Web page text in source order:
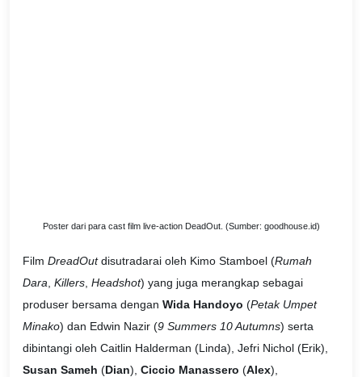
Poster dari para cast film live-action DeadOut. (Sumber: goodhouse.id)
Film DreadOutdisutradarai oleh Kimo Stamboel (Rumah
Dara Killers Headshot) yang juga merangkap sebagai
produser bersama dengan Wida Handoyo (Petak Umpet
Minako) dan Edwin Nazir (9 Summers 10 Autumns) serta
dibintangi oleh Caitlin Halderman (Linda), Jefri Nichol (Erik),
Susan Sameh (Dian), Ciccio Manassero (Alex),